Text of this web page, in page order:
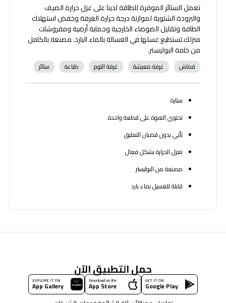
تعمل الستائر الموفرة للطاقة لدينا على عزل حرارة الصيف
والبرودة الشتوية لموازنة درجة حرارة الغرفة وخفض استهلاك
الطاقة وتقليل الضوضاء الخارجية وحماية أرضية ومفروشات
منزلك.تستطيع غسلها في الغسالة بالماء البارد. مصنعة بالكامل
من خامة البوليستر.
قماش غرفة معيشة غرفة النوم طباعة ستائر
ستارة
تحتوي العبوة على قطعة واحدة
تأتي بدون قضبان التعليق
تعزل الحرارة بشكل فعال
مصنعة من البوليستر
قابلة للغسيل بماء بارد
حمل التطبيق الآن
GET IT ON
Google Play
Download on the
App Store
EXPLORE IT ON
App Gallery